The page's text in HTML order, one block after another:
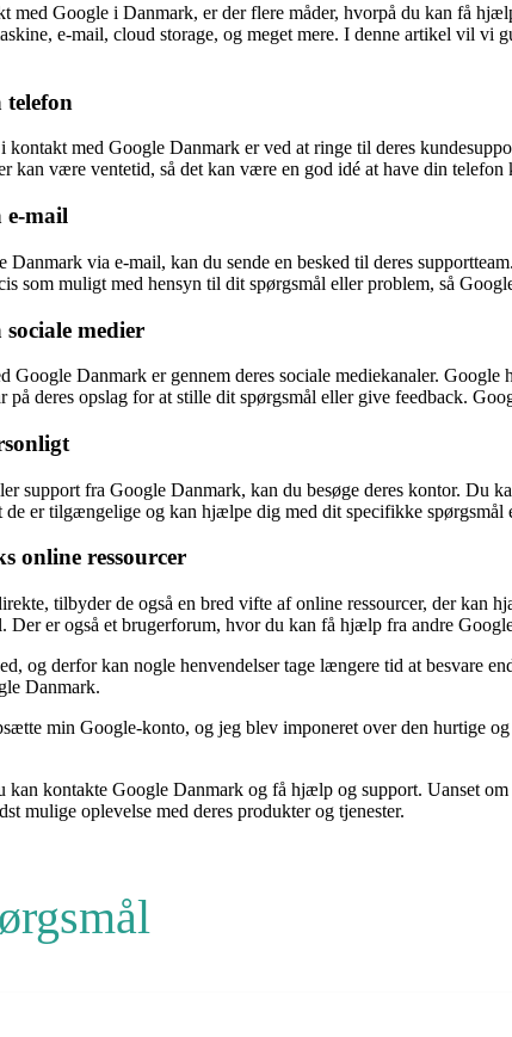
med Google i Danmark, er der flere måder, hvorpå du kan få
e-mail, cloud storage, og meget mere. I denne artikel vil
kontakt med Google Danmark er ved at ringe til deres
kan være ventetid, så det kan være en god idé at have din telefon
mail
via e-mail, kan du sende en besked til deres
som muligt med hensyn til dit spørgsmål eller problem, så
medier
Google Danmark er gennem deres sociale mediekanaler.
på deres opslag for at stille dit spørgsmål eller give feedback.
support fra Google Danmark, kan du besøge deres kontor. Du
de er tilgængelige og kan hjælpe dig med dit specifikke spørgsmål
online ressourcer
tilbyder de også en bred vifte af online ressourcer, der kan
Der er også et brugerforum, hvor du kan få hjælp fra andre
og derfor kan nogle henvendelser tage længere tid at
Danmark.
min Google-konto, og jeg blev imponeret over den hurtige
kan kontakte Google Danmark og få hjælp og support. Uanset
mulige oplevelse med deres produkter og tjenester.